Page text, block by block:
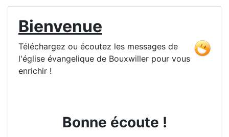
Bienvenue
Téléchargez ou écoutez les messages de
l'église évangelique de Bouxwiller pour vous
enrichir !
Bonne écoute !